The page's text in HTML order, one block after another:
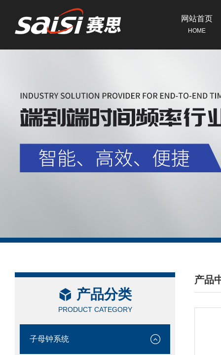
网站首页
HOME
产品分类
PRODUCT CATEGORY
子母钟系统
产品
/